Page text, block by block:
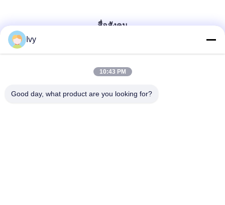
สื่อสังคม
ติดต่อด่วน
Ivy
10:43 PM
Good day, what product are you looking for?